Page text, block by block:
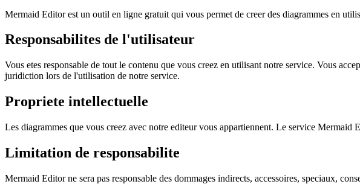
Mermaid Editor est un outil en ligne gratuit qui vous permet de creer des diagrammes en
Responsabilites de l'utilisateur
Vous etes responsable de tout le contenu que vous creez en utilisant notre service. Vous
juridiction lors de l'utilisation de notre service.
Propriete intellectuelle
Les diagrammes que vous creez avec notre editeur vous appartiennent. Le service
Limitation de responsabilite
Mermaid Editor ne sera pas responsable des dommages indirects, accessoires, speciaux,